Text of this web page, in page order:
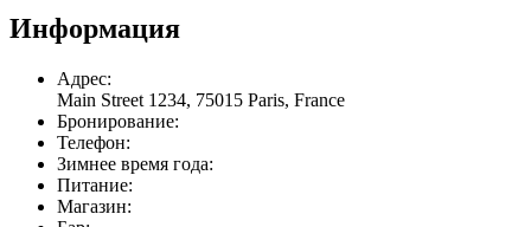
Информация
Адрес:
Main Street 1234, 75015 Paris, France
Бронирование:
Телефон:
Зимнее время года:
Питание:
Магазин: